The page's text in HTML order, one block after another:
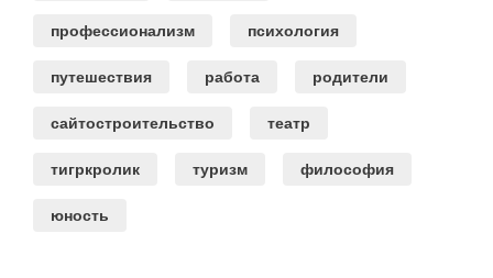
профессионализм психология
путешествия работа родители
сайтостроительство театр
тигркролик туризм философия
юность